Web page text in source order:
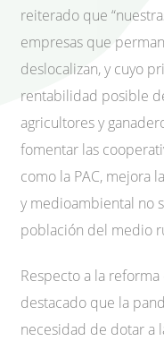
reiterado que
empresas que
deslocalizan, y cuyo
rentabilidad posible
agricultores y
fomentar las
como la PAC, mejora
y medioambiental no
población del medio
Respecto a la reforma
destacado que la
necesidad de dotar a